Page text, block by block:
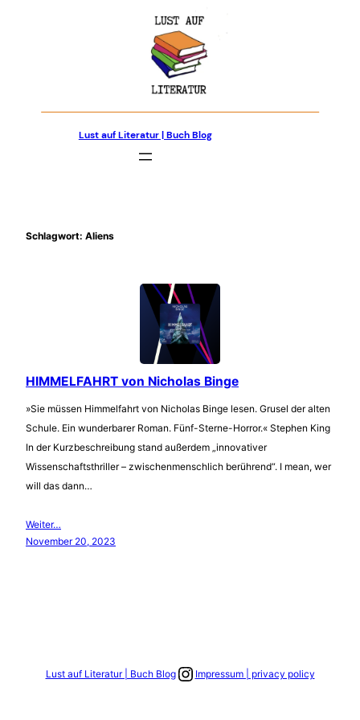
Lust auf Literatur | Buch Blog
Schlagwort: Aliens
HIMMELFAHRT von Nicholas Binge
»Sie müssen Himmelfahrt von Nicholas Binge lesen. Grusel der alten
Schule. Ein wunderbarer Roman. Fünf-Sterne-Horror.« Stephen King
In der Kurzbeschreibung stand außerdem „innovativer
Wissenschaftsthriller – zwischenmenschlich berührend“. I mean, wer
will das dann…
Weiter…
November 20, 2023
Lust auf Literatur | Buch BlogLink zum Instagram Account
Impressum | privacy policy